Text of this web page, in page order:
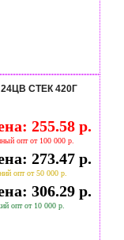
СТЕК 420Г
255.58 р.
опт от 100 000 р.
273.47 р.
опт от 50 000 р.
306.29 р.
опт от 10 000 р.